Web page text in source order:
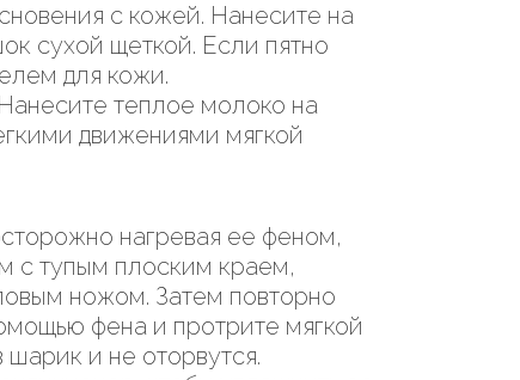
с кожей. Нанесите на
сухой щеткой. Если пятно
для кожи.
теплое молоко на
движениями мягкой
нагревая ее феном,
с тупым плоским краем,
ножом. Затем повторно
фена и протрите мягкой
и не оторвутся.